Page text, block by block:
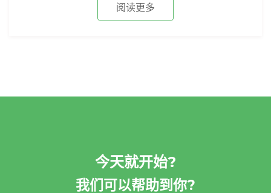
阅读更多
今天就开始?
我们可以帮助到你?